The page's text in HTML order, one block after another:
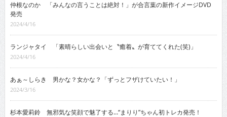
仲根なのか 「みんなの言うことは絶対！」が合言葉の新作イメージDVD
発売
2024/4/16
ランジャタイ 「素晴らしい出会いと〝癒着〟が育ててくれた(笑)」
2024/4/16
あぁ～しらき 男かな？女かな？「ずっとフザけていたい！」
2024/3/16
杉本愛莉鈴 無邪気な笑顔で魅了する…“まりり”ちゃん初トレカ発売！